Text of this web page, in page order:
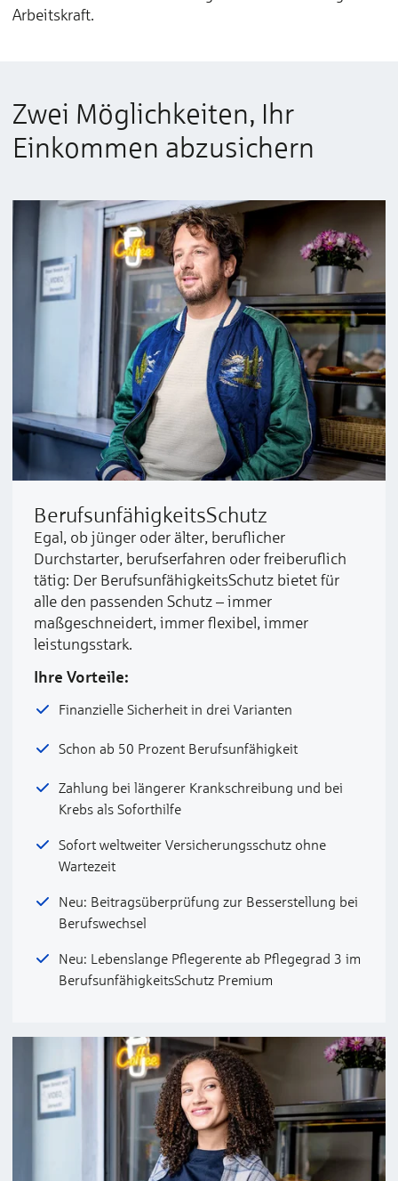
Arbeitskraft.
Zwei Möglichkeiten, Ihr
Einkommen abzusichern
Berufs­unfähig­­keits­Schutz
Egal, ob jünger oder älter, beruflicher
Durchstarter, berufserfahren oder freiberuflich
tätig: Der BerufsunfähigkeitsSchutz bietet für
alle den passenden Schutz – immer
maßgeschneidert, immer flexibel, immer
leistungsstark.
Ihre Vorteile:
Finanzielle Sicherheit in drei Varianten
Schon ab 50 Prozent Berufsunfähigkeit
Zahlung bei längerer Krankschreibung und bei
Krebs als Soforthilfe
Sofort weltweiter Versicherungsschutz ohne
Wartezeit
Neu: Beitragsüberprüfung zur Besserstellung bei
Berufswechsel
Neu: Lebenslange Pflegerente ab Pflegegrad 3 im
BerufsunfähigkeitsSchutz Premium